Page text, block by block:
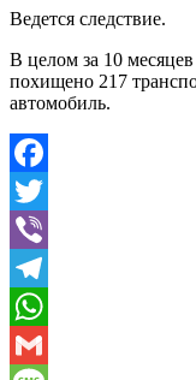
Ведется следствие.
В целом за 10
похищено 217
автомобиль.
Facebook
Twitter
Viber
Telegram
WhatsApp